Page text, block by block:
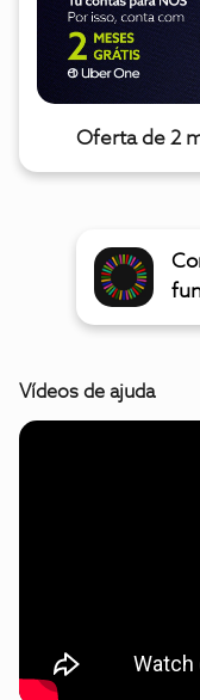
Oferta de 2
Vídeos de ajuda